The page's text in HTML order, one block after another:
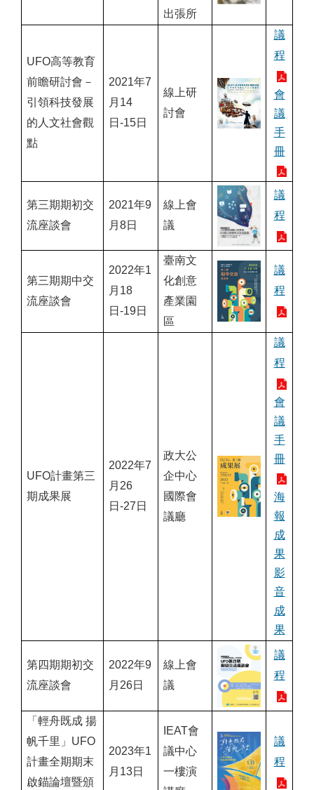
出張所
UFO高等教育
前瞻研討會－
引領科技發展
的人文社會觀
點
2021年7
月14
日-15日
線上研
討會
議
程
會
議
手
冊
第三期期初交
流座談會
2021年9
月8日
線上會
議
議
程
第三期期中交
流座談會
2022年1
月18
日-19日
臺南文
化創意
產業園
區
議
程
UFO計畫第三
期成果展
2022年7
月26
日-27日
政大公
企中心
國際會
議廳
議
程
會
議
手
冊
海
報
成
果
影
音
成
果
第四期期初交
流座談會
2022年9
月26日
線上會
議
議
程
「輕舟既成 揚
帆千里」UFO
計畫全期期末
啟錨論壇暨頒
2023年1
月13日
IEAT會
議中心
一樓演
議
程